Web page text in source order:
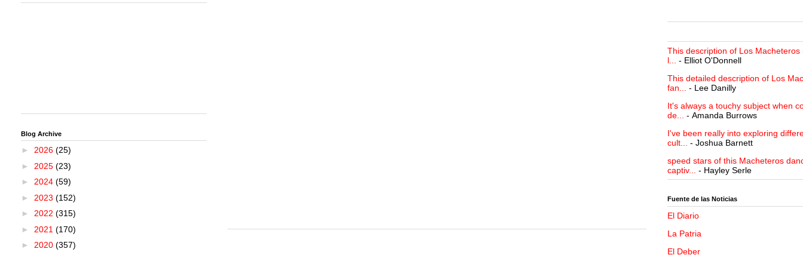
Blog Archive
► 2026 (25)
► 2025 (23)
► 2024 (59)
► 2023 (152)
► 2022 (315)
► 2021 (170)
► 2020 (357)
This description of Los Macheteros
l...
- Elliot O'Donnell
This detailed description of Los
fan...
- Lee Danilly
It's always a touchy subject when
de...
- Amanda Burrows
I've been really into exploring
cult...
- Joshua Barnett
speed stars of this Macheteros
captiv...
- Hayley Serle
Fuente de las Noticias
El Diario
La Patria
El Deber